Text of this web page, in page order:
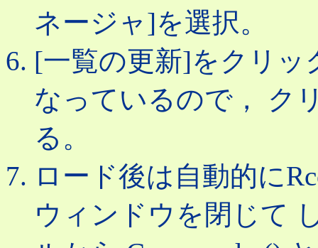
ネージャ]を選択。
[一覧の更新]をクリッ
なっているので， ク
る。
ロード後は自動的に
ウィンドウを閉じて